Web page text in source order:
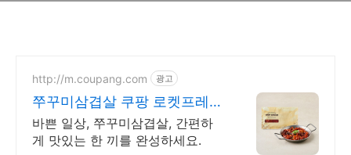
http://m.coupang.com 광고
쭈꾸미삼겹살 쿠팡 로켓프레시
신선하게 집으로
바쁜 일상, 쭈꾸미삼겹살, 간편하
게 맛있는 한 끼를 완성하세요.